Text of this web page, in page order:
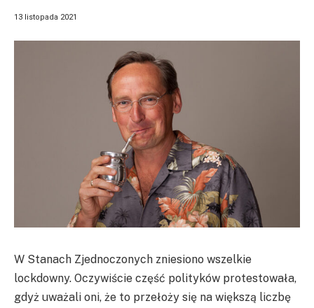
13 listopada 2021
W Stanach Zjednoczonych zniesiono wszelkie
lockdowny. Oczywiście część polityków protestowała,
gdyż uważali oni, że to przełoży się na większą liczbę